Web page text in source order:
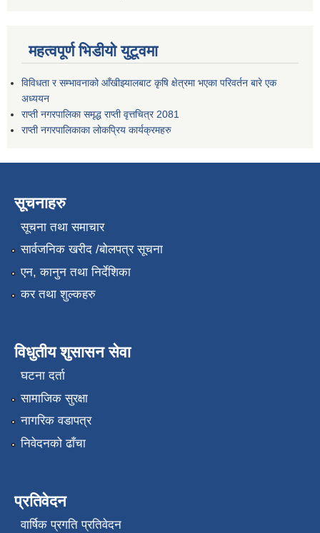
महत्वपूर्ण भिडीयो युटूवमा
विविधता र सम्भावनाको आँखीझ्यालबाट कृषि क्षेत्रमा भएका परिवर्तन बारे एक
अध्ययन
राप्ती नगरपालिका समृद्ध राप्ती वृत्तचित्र 2081
राप्ती नगरपालिकाका लोकप्रिय कार्यक्रमहरु
सूचनाहरु
सूचना तथा समाचार
सार्वजनिक खरीद /बोलपत्र सूचना
एन, कानुन तथा निर्देशिका
कर तथा शुल्कहरु
विधुतीय शुसासन सेवा
घटना दर्ता
सामाजिक सुरक्षा
नागरिक वडापत्र
निवेदनको ढाँचा
प्रतिवेदन
वार्षिक प्रगति प्रतिवेदन